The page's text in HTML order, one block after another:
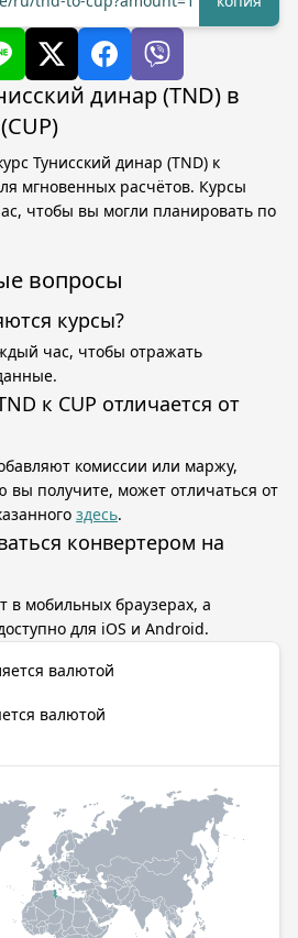
динар (TND) в
Тунисский динар (TND) к
мгновенных расчётов. Курсы
чтобы вы могли планировать по
вопросы
курсы?
час, чтобы отражать
к CUP отличается от
комиссии или маржу,
вы получите, может отличаться от
здесь.
конвертером на
в мобильных браузерах, а
для iOS и Android.
валютой
валютой